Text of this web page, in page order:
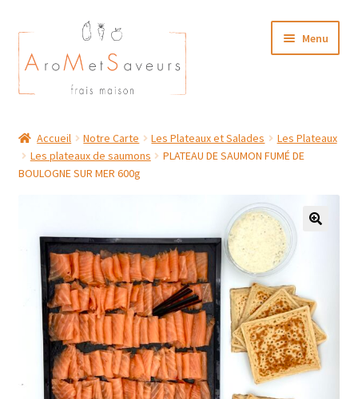
Aller
à
la
navigation
Aller
au
contenu
Menu
Plat du Jour/ Menu Week end
MON COMPTE
Accueil Notre Carte Les Plateaux et Salades
Les Plateaux
Les plateaux de saumons
PLATEAU DE SAUMON FUMÉ DE
BOULOGNE SUR MER 600g